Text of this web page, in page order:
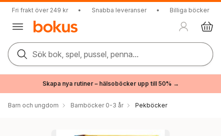
Fri frakt över 249 kr • Snabba leveranser • Billiga böcker
Sök bok, spel, pussel, penna...
Skapa nya rutiner – hälsoböcker upp till 50% →
Barn och ungdom Barnböcker 0-3 år Pekböcker